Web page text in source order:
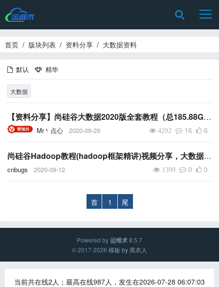
首页 / 版块列表 / 资料分享 / 大数据资料
默认 精华
大数据
【资料分享】尚硅谷大数据2020版全套教程（总185.88G）含源码和笔记
Mr丶点心 2020-09-29 4292 16 6
尚硅谷Hadoop教程(hadoop框架精讲)视频分享，大数据视频分享
cnbugs 2020-09-12 1399 0 0
首 1 尾
Powered by运维术8.5.7
© 2017-2026 模板 by 黑衣人
当前共在线2人；最高在线987人，发生在2026-07-28 06:07:03